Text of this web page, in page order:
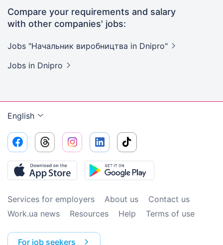
Compare your requirements and salary
with other companies' jobs:
Jobs "Начальник виробництва in Dnipro"
Jobs in Dnipro
English
Services for employers About us
Contact us
Work.ua news
Resources Help Terms of use
For job seekers